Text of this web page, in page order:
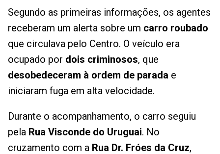
Segundo as primeiras informações, os agentes
receberam um alerta sobre um carro roubado
que circulava pelo Centro. O veículo era
ocupado por dois criminosos, que
desobedeceram à ordem de parada e
iniciaram fuga em alta velocidade.
Durante o acompanhamento, o carro seguiu
pela Rua Visconde do Uruguai. No
cruzamento com a Rua Dr. Fróes da Cruz,